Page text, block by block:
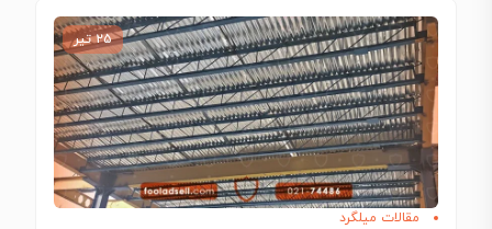
۲۵ تیر
مقالات میلگرد